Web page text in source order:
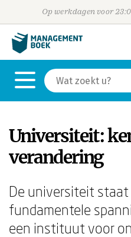
Op werkdagen voor
Universiteit:
verandering
De universiteit staat
fundamentele
een instituut voor